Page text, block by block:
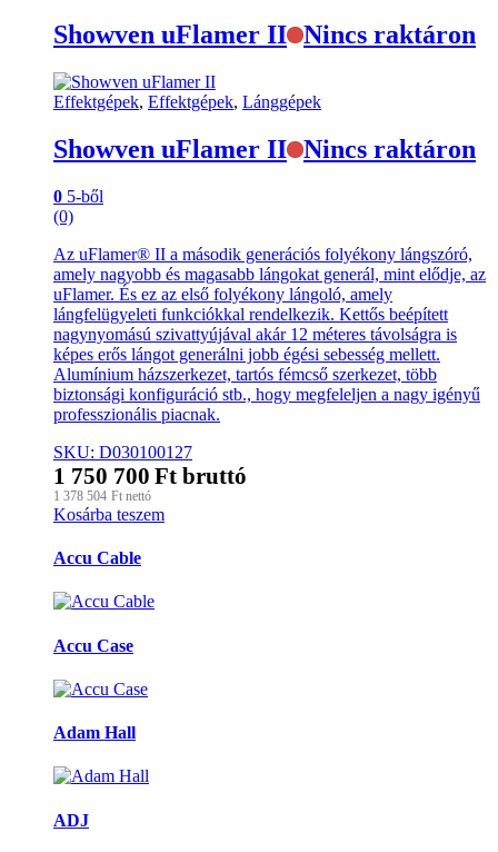
Showven uFlamer II Nincs raktáron
Effektgépek, Effektgépek, Lánggépek
Showven uFlamer II Nincs raktáron
0 5-ből
(0)
Az uFlamer® II a második generációs folyékony lángszóró,
amely nagyobb és magasabb lángokat generál, mint elődje, az
uFlamer. És ez az első folyékony lángoló, amely
lángfelügyeleti funkciókkal rendelkezik. Kettős beépített
nagynyomású szivattyújával akár 12 méteres távolságra is
képes erős lángot generálni jobb égési sebesség mellett.
Alumínium házszerkezet, tartós fémcső szerkezet, több
biztonsági konfiguráció stb., hogy megfeleljen a nagy igényű
professzionális piacnak.
SKU: D030100127
1 750 700 Ft bruttó
1 378 504 Ft nettó
Kosárba teszem
Márkák
karusszel
Accu Cable
Accu Case
Adam Hall
ADJ